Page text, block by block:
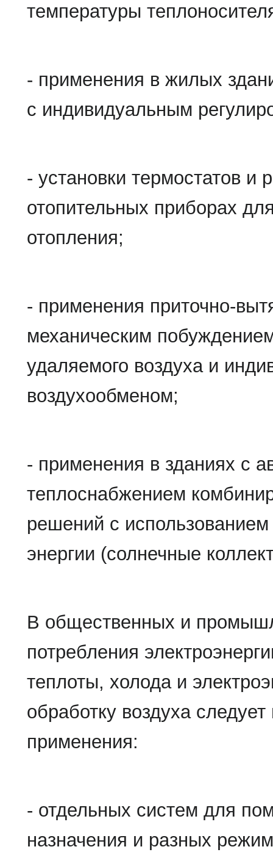
температуры
- применения в жилых
с индивидуальным
- установки термостатов и
отопительных приборах
отопления;
- применения приточно-
механическим
удаляемого воздуха и
воздухообменом;
- применения в зданиях с
теплоснабжением
решений с
энергии (солнечные
В общественных и
потребления
теплоты, холода и
обработку воздуха
применения:
- отдельных систем для
назначения и разных